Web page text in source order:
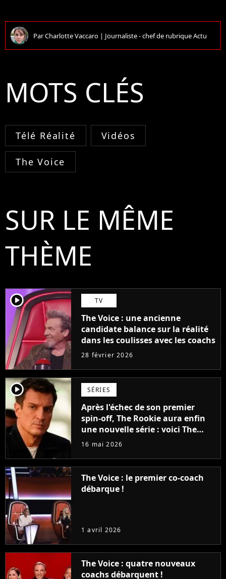
ParCharlotte Vaccaro | Journaliste - chef de rubrique Actu
MOTS CLÉS
Télé Réalité Vidéos
The Voice
SUR LE MÊME
THÈME
player2 TV
The Voice : une ancienne
candidate balance sur la réalité
dans les coulisses avec les coachs
28 février 2026
player2 SÉRIES
Après l'échec de son premier
spin-off, The Rookie aura enfin
une nouvelle série : voici The
Rookie : North
16 mai 2026
The Voice : le premier co-coach
débarque !
1 avril 2026
The Voice : quatre nouveaux
coachs débarquent !